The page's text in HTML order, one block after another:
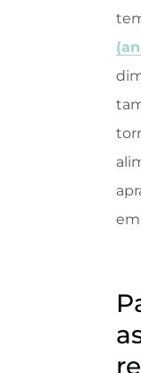
em